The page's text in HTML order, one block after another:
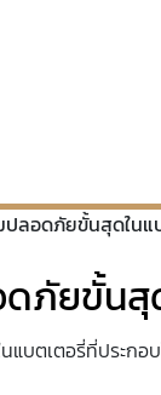
ลอดภัยขั้นสุดในแ
ภัยขั้นสุ
บตเตอรี่ที่ประก